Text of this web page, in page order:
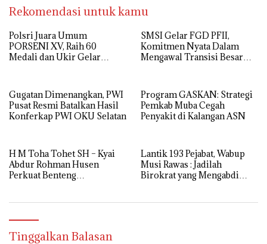
Rekomendasi untuk kamu
Polsri Juara Umum
PORSENI XV, Raih 60
Medali dan Ukir Gelar
SMSI Gelar FGD PFII,
Komitmen Nyata Dalam
Mengawal Transisi Besar
Gugatan Dimenangkan, PWI
Pusat Resmi Batalkan Hasil
Konferkap PWI OKU Selatan
Program GASKAN: Strategi
Pemkab Muba Cegah
Penyakit di Kalangan ASN
H M Toha Tohet SH – Kyai
Abdur Rohman Husen
Perkuat Benteng
‎Lantik 193 Pejabat, Wabup
Musi Rawas : Jadilah
Birokrat yang Mengabdi
Tinggalkan Balasan